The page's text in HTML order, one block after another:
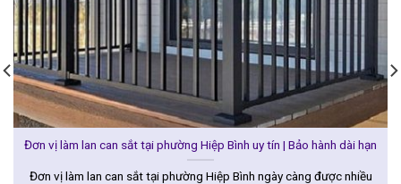
Đơn vị làm lan can sắt tại phường Hiệp Bình uy tín | Bảo hành dài hạn
Đơn vị làm lan can sắt tại phường Hiệp Bình ngày càng được nhiều